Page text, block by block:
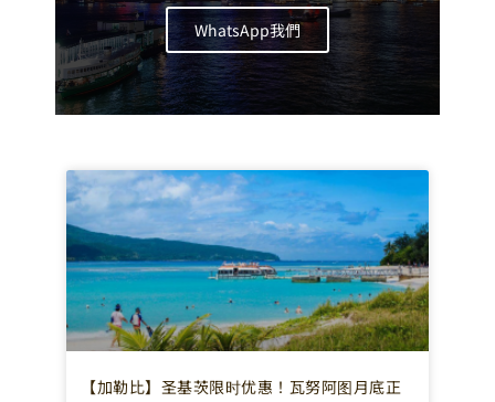
WhatsApp我們
【加勒比】圣基茨限时优惠！瓦努阿图月底正